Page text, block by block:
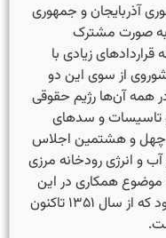
آذربایجان و جمهوری
به صورت مشترک
زیادی با
از سوی این دو
آن‌ها رژیم حقوقی
تاسیسات و سدهای
چهل و هشتمین اجلاس
و انرژی رودخانه مرزی
موضوع همکاری در این
کمیسیون­، سدهای ارس و میل-مغان بود که از سال ۱۳۵۱ تاکنون